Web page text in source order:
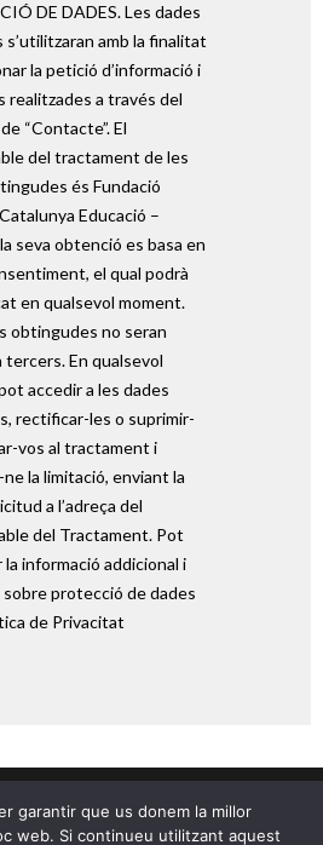
DE DADES. Les dades
s’utilitzaran amb la finalitat
la petició d’informació i
realitzades a través del
“Contacte”. El
del tractament de les
és Fundació
Educació –
seva obtenció es basa en
el qual podrà
en qualsevol moment.
obtingudes no seran
tercers. En qualsevol
accedir a les dades
rectificar-les o suprimir-
vos al tractament i
ne la limitació, enviant la
a l’adreça del
del Tractament. Pot
informació addicional i
protecció de dades
de Privacitat
garantir que us donem la millor
web. Si continueu utilitzant aquest